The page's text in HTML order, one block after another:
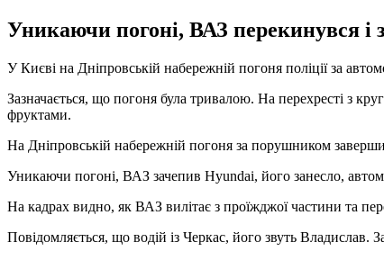
Уникаючи погоні, ВАЗ перекинувся і
У Києві на Дніпровській набережній погоня поліції за
Зазначається, що погоня була тривалою. На перехресті з
фруктами.
На Дніпровській набережній погоня за порушником
Уникаючи погоні, ВАЗ зачепив Hyundai, його занесло,
На кадрах видно, як ВАЗ вилітає з проїжджої частини та
Повідомляється, що водій із Черкас, його звуть Владислав.